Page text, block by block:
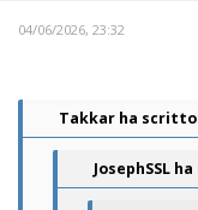
04/06/2026, 23:32
Takkar ha
JosephSSL